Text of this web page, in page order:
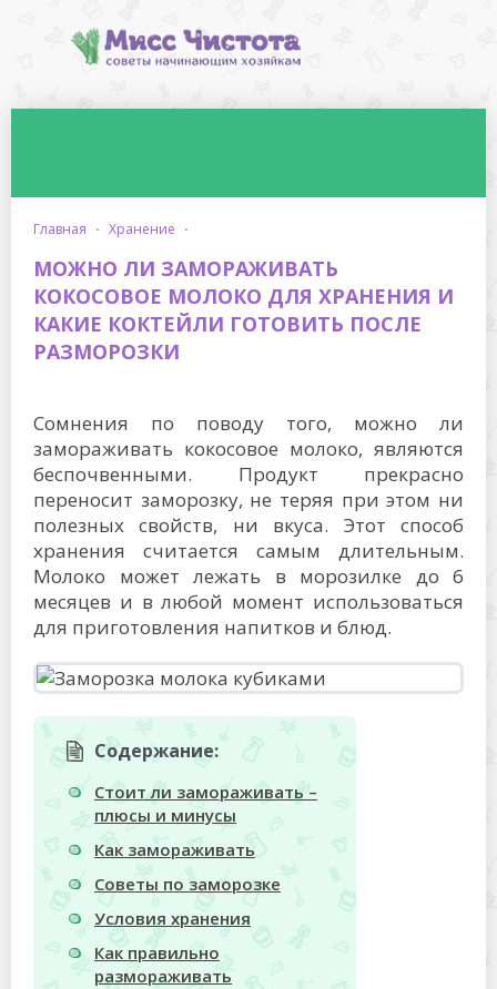
главная · хранение ·
МОЖНО ЛИ ЗАМОРАЖИВАТЬ
КОКОСОВОЕ МОЛОКО ДЛЯ ХРАНЕНИЯ И
КАКИЕ КОКТЕЙЛИ ГОТОВИТЬ ПОСЛЕ
РАЗМОРОЗКИ
Сомнения по поводу того, можно ли
замораживать кокосовое молоко, являются
беспочвенными. Продукт прекрасно
переносит заморозку, не теряя при этом ни
полезных свойств, ни вкуса. Этот способ
хранения считается самым длительным.
Молоко может лежать в морозилке до 6
месяцев и в любой момент использоваться
для приготовления напитков и блюд.
Содержание:
Стоит ли замораживать –
плюсы и минусы
Как замораживать
Советы по заморозке
Условия хранения
Как правильно
размораживать